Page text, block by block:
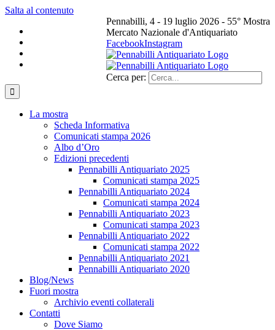
Salta al contenuto
Pennabilli, 4 - 19 luglio 2026 - 55° Mostra
Mercato Nazionale d'Antiquariato
FacebookInstagram
Cerca per:
La mostra
Scheda Informativa
Comunicati stampa 2026
Albo d’Oro
Edizioni precedenti
Pennabilli Antiquariato 2025
Comunicati stampa 2025
Pennabilli Antiquariato 2024
Comunicati stampa 2024
Pennabilli Antiquariato 2023
Comunicati stampa 2023
Pennabilli Antiquariato 2022
Comunicati stampa 2022
Pennabilli Antiquariato 2021
Pennabilli Antiquariato 2020
Blog/News
Fuori mostra
Archivio eventi collaterali
Contatti
Dove Siamo